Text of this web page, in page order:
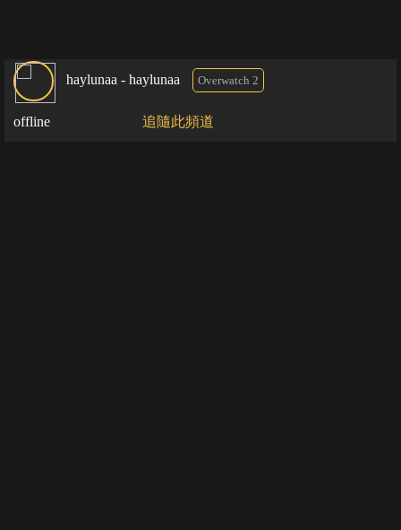
haylunaa - haylunaa Overwatch 2
offline 追隨此頻道